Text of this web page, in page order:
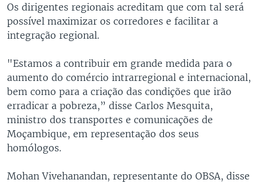
Os dirigentes regionais acreditam que com tal será
possível maximizar os corredores e facilitar a
integração regional.
"Estamos a contribuir em grande medida para o
aumento do comércio intrarregional e internacional,
bem como para a criação das condições que irão
erradicar a pobreza,” disse Carlos Mesquita,
ministro dos transportes e comunicações de
Moçambique, em representação dos seus
homólogos.
Mohan Vivehanandan, representante do OBSA, disse